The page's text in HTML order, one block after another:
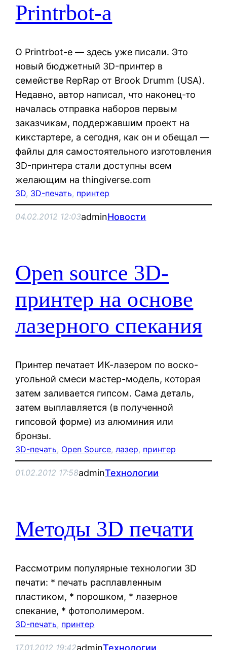
Printrbot-а
О Printrbot-е — здесь уже писали. Это
новый бюджетный 3D-принтер в
семействе RepRap от Brook Drumm (USA).
Недавно, автор написал, что наконец-то
началась отправка наборов первым
заказчикам, поддержавшим проект на
кикстартере, а сегодня, как он и обещал —
файлы для самостоятельного изготовления
3D-принтера стали доступны всем
желающим на thingiverse.com
3D, 3D-печать, принтер
04.02.2012 12:03adminНовости
Open source 3D-
принтер на основе
лазерного спекания
Принтер печатает ИК-лазером по воско-
угольной смеси мастер-модель, которая
затем заливается гипсом. Сама деталь,
затем выплавляется (в полученной
гипсовой форме) из алюминия или
бронзы.
3D-печать, Open Source, лазер, принтер
01.02.2012 17:58adminТехнологии
Методы 3D печати
Рассмотрим популярные технологии 3D
печати: * печать расплавленным
пластиком, * порошком, * лазерное
спекание, * фотополимером.
3D-печать, принтер
17.01.2012 19:42adminТехнологии